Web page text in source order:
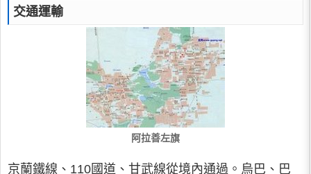
交通運輸
阿拉善左旗
京蘭鐵線、110國道、甘武線從境內通過。烏巴、巴